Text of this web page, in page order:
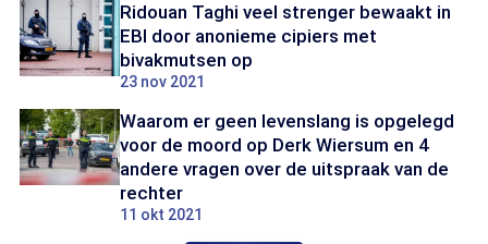
Ridouan Taghi veel strenger bewaakt in
EBI door anonieme cipiers met
bivakmutsen op
23 nov 2021
Waarom er geen levenslang is opgelegd
voor de moord op Derk Wiersum en 4
andere vragen over de uitspraak van de
rechter
11 okt 2021